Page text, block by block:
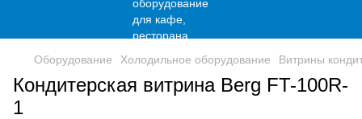
Оборудование Холодильное оборудование Витрины
Кондитерская витрина Berg FT-100R-
1